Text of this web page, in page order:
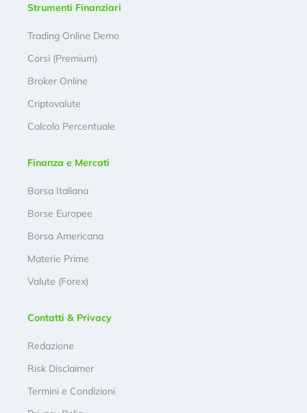
Strumenti Finanziari
Trading Online Demo
Corsi (Premium)
Broker Online
Criptovalute
Calcolo Percentuale
Finanza e Mercati
Borsa Italiana
Borse Europee
Borsa Americana
Materie Prime
Valute (Forex)
Contatti & Privacy
Redazione
Risk Disclaimer
Termini e Condizioni